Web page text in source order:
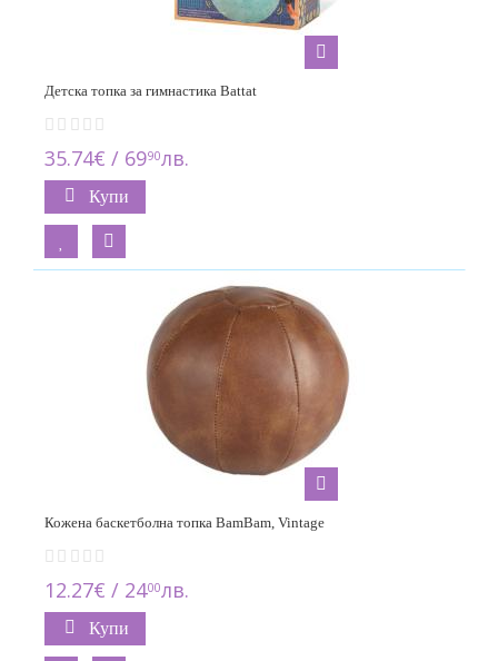
Детска топка за гимнастика Battat
35.74€ / 6990лв.
Купи
Кожена баскетболна топка BamBam, Vintage
12.27€ / 2400лв.
Купи